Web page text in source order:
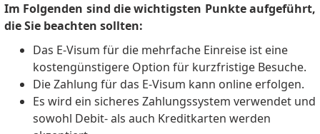
Im Folgenden sind die wichtigsten Punkte aufgeführt,
die Sie beachten sollten:
Das E-Visum für die mehrfache Einreise ist eine
kostengünstigere Option für kurzfristige Besuche.
Die Zahlung für das E-Visum kann online erfolgen.
Es wird ein sicheres Zahlungssystem verwendet und
sowohl Debit- als auch Kreditkarten werden